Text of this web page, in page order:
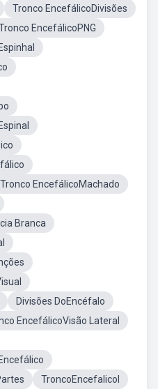
Tronco EncefálicoDivisões
EncefálicoPNG
Tronco EncefálicoMachado
Branca
Divisões DoEncéfalo
EncefálicoVisão Lateral
TroncoEncefalicol